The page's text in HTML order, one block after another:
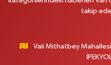
takip
Vali Mithatbey